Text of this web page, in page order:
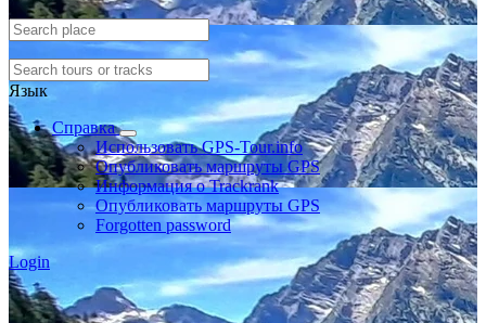
Язык
Справка
Использовать GPS-Tour.info
Опубликовать маршруты GPS
Информация о Trackrank
Опубликовать маршруты GPS
Forgotten password
Login